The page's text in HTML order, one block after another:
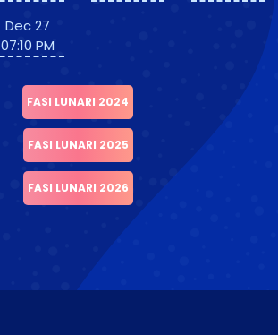
Dec 27
07:10 PM
FASI LUNARI 2024
FASI LUNARI 2025
FASI LUNARI 2026